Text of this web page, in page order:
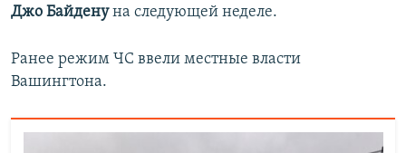
Джо Байденуна следующей неделе.
Ранее режим ЧС ввели местные власти
Вашингтона.